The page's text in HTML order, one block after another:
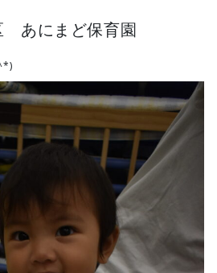
あにまど保育園